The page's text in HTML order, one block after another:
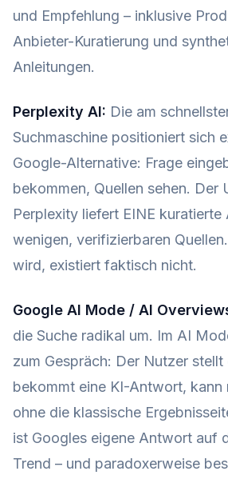
und Empfehlung – inklusive
Anbieter-Kuratierung und
Anleitungen.
Perplexity AI: Die am
Suchmaschine positioniert sich
Google-Alternative: Frage
bekommen, Quellen sehen. Der
Perplexity liefert EINE
wenigen, verifizierbaren
wird, existiert faktisch nicht.
Google AI Mode / AI
die Suche radikal um. Im AI
zum Gespräch: Der Nutzer stellt
bekommt eine KI-Antwort, kann
ohne die klassische
ist Googles eigene Antwort auf
Trend – und paradoxerweise